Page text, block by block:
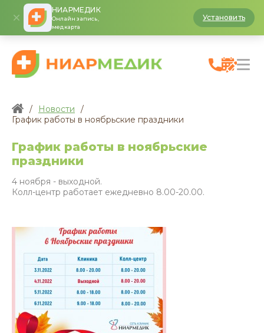
НИАРМЕДИК
Онлайн запись,
медкарта
Установить
/ Новости
/
График работы в ноябрьские праздники
График работы в ноябрьские
праздники
4 ноября - выходной.
Колл-центр работает ежедневно 8.00-20.00.